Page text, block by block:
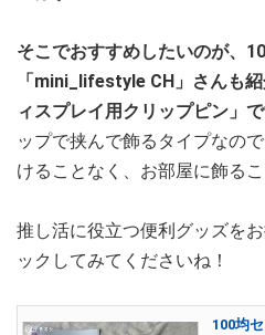
そこでおすすめしたいのが、
「mini_lifestyle CH」さんも
ィスプレイ用クリップピン」で
ップで挟んで飾るタイプなの
けることなく、お部屋に飾るこ
推し活に役立つ便利グッズを
ックしてみてくださいね！
100均